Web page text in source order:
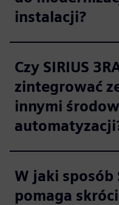
instalacji?
Czy SIRIUS
zintegrować
innymi
W jaki sposób
pomaga